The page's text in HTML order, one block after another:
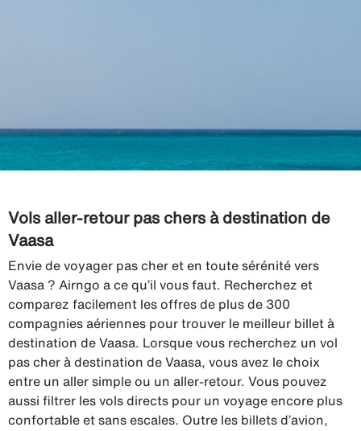
Vols aller-retour pas chers à destination de
Vaasa
Envie de voyager pas cher et en toute sérénité vers
Vaasa ? Airngo a ce qu’il vous faut. Recherchez et
comparez facilement les offres de plus de 300
compagnies aériennes pour trouver le meilleur billet à
destination de Vaasa. Lorsque vous recherchez un vol
pas cher à destination de Vaasa, vous avez le choix
entre un aller simple ou un aller-retour. Vous pouvez
aussi filtrer les vols directs pour un voyage encore plus
confortable et sans escales. Outre les billets d’avion,